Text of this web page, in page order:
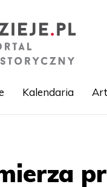
treści
Kalendaria